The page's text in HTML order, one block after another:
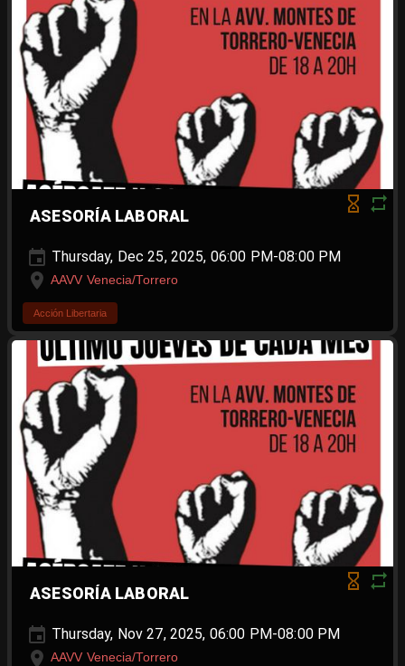
ASESORÍA LABORAL
Thursday, Dec 25, 2025, 06:00 PM-08:00 PM
AAVV Venecia/Torrero
Acción Libertaria
ASESORÍA LABORAL
Thursday, Nov 27, 2025, 06:00 PM-08:00 PM
AAVV Venecia/Torrero